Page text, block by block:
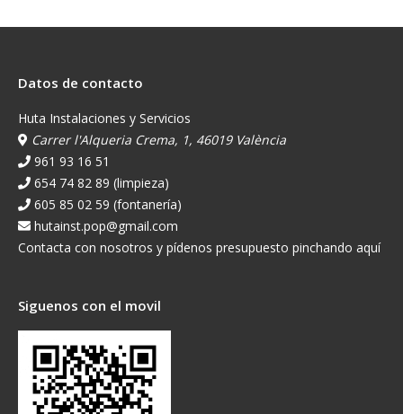
Datos de contacto
Huta Instalaciones y Servicios
Carrer l'Alqueria Crema, 1, 46019 València
961 93 16 51
654 74 82 89 (limpieza)
605 85 02 59 (fontanería)
hutainst.pop@gmail.com
Contacta con nosotros y pídenos presupuesto pinchando aquí
Siguenos con el movil